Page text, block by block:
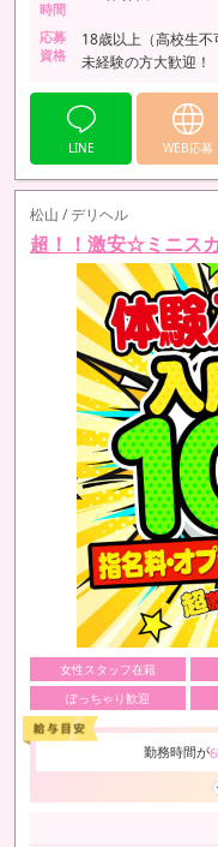
時間
応募
資格
18歳以上（高校生不
未経験の方大歓迎！
LINE WEB応募
松山 / デリヘル
超！！激安☆ミニス
女性スタッフ在籍
ぽっちゃり歓迎
勤務時間が